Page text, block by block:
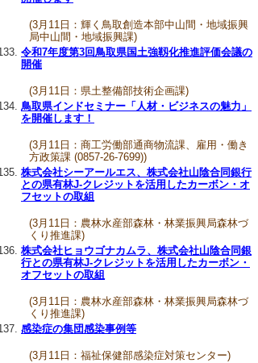
(3月11日：輝く鳥取創造本部中山間・地域振興
局中山間・地域振興課)
令和7年度第3回鳥取県国土強靱化推進評価会議の
開催
(3月11日：県土整備部技術企画課)
鳥取県インドセミナー「人材・ビジネスの魅力」
を開催します！
(3月11日：商工労働部通商物流課、雇用・働き
方政策課 (0857-26-7699))
株式会社シーアールエス、株式会社山陰合同銀行
との県有林J-クレジットを活用したカーボン・オ
フセットの取組
(3月11日：農林水産部森林・林業振興局森林づ
くり推進課)
株式会社ヒョウゴナカムラ、株式会社山陰合同銀
行との県有林J-クレジットを活用したカーボン・
オフセットの取組
(3月11日：農林水産部森林・林業振興局森林づ
くり推進課)
感染症の集団感染事例等
(3月11日：福祉保健部感染症対策センター)